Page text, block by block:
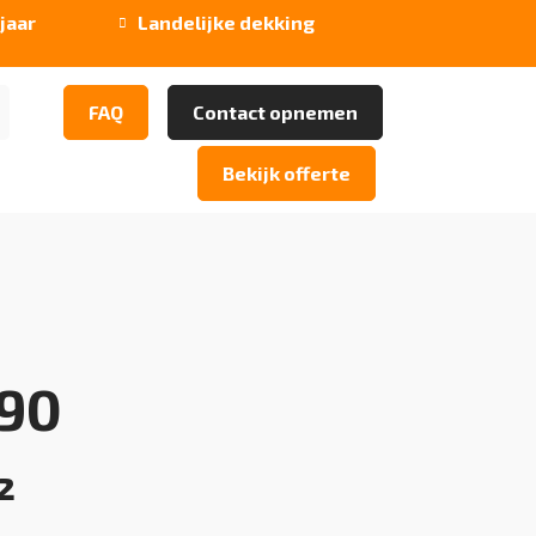
 Landelijke dekking
FAQ Contact opnemen
Bekijk offerte